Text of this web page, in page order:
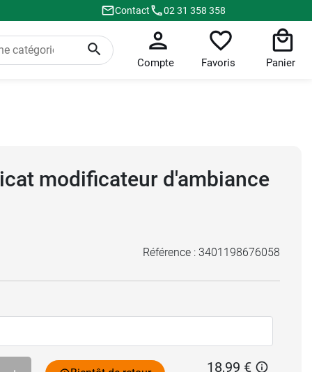
Contact 02 31 358 358
Compte Favoris Panier
modificateur d'ambiance
Référence : 3401198676058
18,99 €